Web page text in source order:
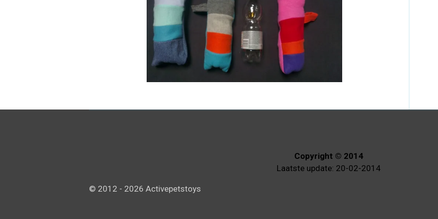
Copyright © 2014
Laatste update: 20-02-2014
© 2012 - 2026 Activepetstoys